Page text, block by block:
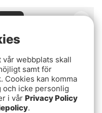
webbplats skall
samt för
Cookies kan komma
och icke personlig
i vår Privacy Policy
.